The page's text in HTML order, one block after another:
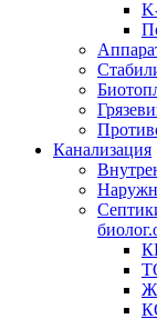
Канализация